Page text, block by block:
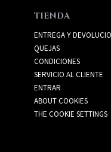
TIENDA
ENTREGA Y
QUEJAS
CONDICIONES
SERVICIO AL CLIENTE
ENTRAR
ABOUT COOKIES
THE COOKIE SETTINGS